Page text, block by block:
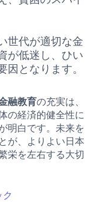
世代が適切な金
が低迷し、ひい
となります。
融教育の充実は、
の経済的健全性に
明白です。未来を
が、よりよい日本
栄を左右する大切